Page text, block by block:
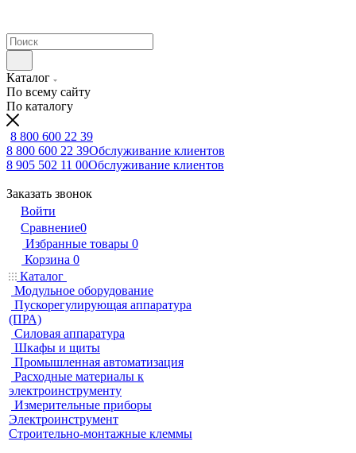
Каталог
По всему сайту
По каталогу
8 800 600 22 39
8 800 600 22 39Обслуживание клиентов
8 905 502 11 00Обслуживание клиентов
Заказать звонок
Войти
Сравнение0
Избранные товары 0
Корзина 0
Каталог
Модульное оборудование
Пускорегулирующая аппаратура
(ПРА)
Силовая аппаратура
Шкафы и щиты
Промышленная автоматизация
Расходные материалы к
электроинструменту
Измерительные приборы
Электроинструмент
Строительно-монтажные клеммы